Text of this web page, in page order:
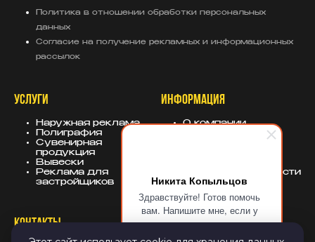
Никита Копыльцов
Здравствуйте! Готов помочь
вам. Напишите мне, если у
вас появятся вопросы.
Политика в отношении обработки персональных
данных
Согласие на получение рекламных и информационных
рассылок
УСЛУГИ
Наружная реклама
Полиграфия
Сувенирная
продукция
Вывески
Реклама для
застройщиков
ИНФОРМАЦИЯ
О компании
конфиденциальности
КОНТАКТЫ СОЦСЕТИ